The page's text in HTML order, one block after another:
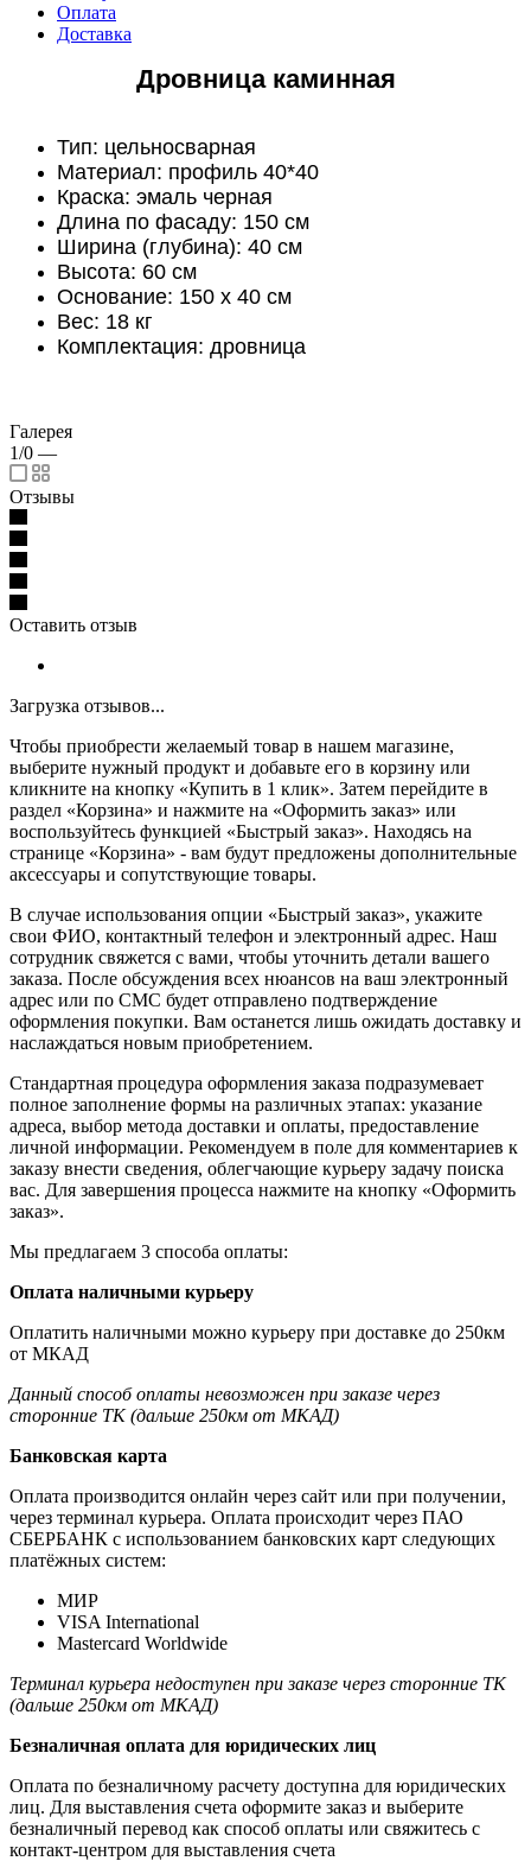
Оплата
Доставка
Дровница каминная
Тип: цельносварная
Материал: профиль 40*40
Краска: эмаль черная
Длина по фасаду: 150 см
Ширина (глубина): 40 см
Высота: 60 см
Основание: 150 х 40 см
Вес: 18 кг
Комплектация: дровница
Галерея
1/0 —
Отзывы
Оставить отзыв
Загрузка отзывов...
Чтобы приобрести желаемый товар в нашем магазине,
выберите нужный продукт и добавьте его в корзину или
кликните на кнопку «Купить в 1 клик». Затем перейдите в
раздел «Корзина» и нажмите на «Оформить заказ» или
воспользуйтесь функцией «Быстрый заказ». Находясь на
странице «Корзина» - вам будут предложены дополнительные
аксессуары и сопутствующие товары.
В случае использования опции «Быстрый заказ», укажите
свои ФИО, контактный телефон и электронный адрес. Наш
сотрудник свяжется с вами, чтобы уточнить детали вашего
заказа. После обсуждения всех нюансов на ваш электронный
адрес или по СМС будет отправлено подтверждение
оформления покупки. Вам останется лишь ожидать доставку и
наслаждаться новым приобретением.
Стандартная процедура оформления заказа подразумевает
полное заполнение формы на различных этапах: указание
адреса, выбор метода доставки и оплаты, предоставление
личной информации. Рекомендуем в поле для комментариев к
заказу внести сведения, облегчающие курьеру задачу поиска
вас. Для завершения процесса нажмите на кнопку «Оформить
заказ».
Мы предлагаем 3 способа оплаты:
Оплата наличными курьеру
Оплатить наличными можно курьеру при доставке до 250км
от МКАД
Данный способ оплаты невозможен при заказе через
сторонние ТК (дальше 250км от МКАД)
Банковская карта
Оплата производится онлайн через сайт или при получении,
через терминал курьера. Оплата происходит через ПАО
СБЕРБАНК с использованием банковских карт следующих
платёжных систем:
МИР
VISA International
Mastercard Worldwide
Терминал курьера недоступен при заказе через сторонние ТК
(дальше 250км от МКАД)
Безналичная оплата для юридических лиц
Оплата по безналичному расчету доступна для юридических
лиц. Для выставления счета оформите заказ и выберите
безналичный перевод как способ оплаты или свяжитесь с
контакт-центром для выставления счета